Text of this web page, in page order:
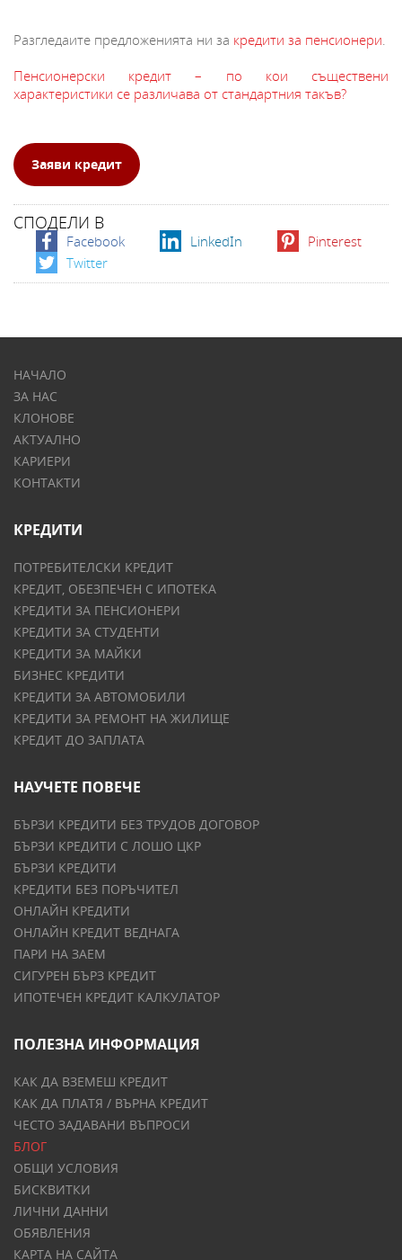
Разгледаите предложенията ни за кредити за пенсионери
Пенсионерски кредит – по кои съществени
характеристики се различава от стандартния такъв?
Заяви кредит
СПОДЕЛИ В
Facebook LinkedIn
Pinterest
Twitter
НАЧАЛО
ЗА НАС
КЛОНОВЕ
АКТУАЛНО
КАРИЕРИ
КОНТАКТИ
КРЕДИТИ
ПОТРЕБИТЕЛСКИ КРЕДИТ
КРЕДИТ, ОБЕЗПЕЧЕН С ИПОТЕКА
КРЕДИТИ ЗА ПЕНСИОНЕРИ
КРЕДИТИ ЗА СТУДЕНТИ
КРЕДИТИ ЗА МАЙКИ
БИЗНЕС КРЕДИТИ
КРЕДИТИ ЗА АВТОМОБИЛИ
КРЕДИТИ ЗА РЕМОНТ НА ЖИЛИЩЕ
КРЕДИТ ДО ЗАПЛАТА
НАУЧЕТЕ ПОВЕЧЕ
БЪРЗИ КРЕДИТИ БЕЗ ТРУДОВ ДОГОВОР
БЪРЗИ КРЕДИТИ С ЛОШО ЦКР
БЪРЗИ КРЕДИТИ
КРЕДИТИ БЕЗ ПОРЪЧИТЕЛ
ОНЛАЙН КРЕДИТИ
ОНЛАЙН КРЕДИТ ВЕДНАГА
ПАРИ НА ЗАЕМ
СИГУРЕН БЪРЗ КРЕДИТ
ИПОТЕЧЕН КРЕДИТ КАЛКУЛАТОР
ПОЛЕЗНА ИНФОРМАЦИЯ
КАК ДА ВЗЕМЕШ КРЕДИТ
КАК ДА ПЛАТЯ / ВЪРНА КРЕДИТ
ЧЕСТО ЗАДАВАНИ ВЪПРОСИ
БЛОГ
ОБЩИ УСЛОВИЯ
БИСКВИТКИ
ЛИЧНИ ДАННИ
ОБЯВЛЕНИЯ
КАРТА НА САЙТА